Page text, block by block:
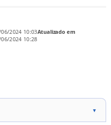
06/2024 10:03Atualizado em
06/2024 10:28
▼